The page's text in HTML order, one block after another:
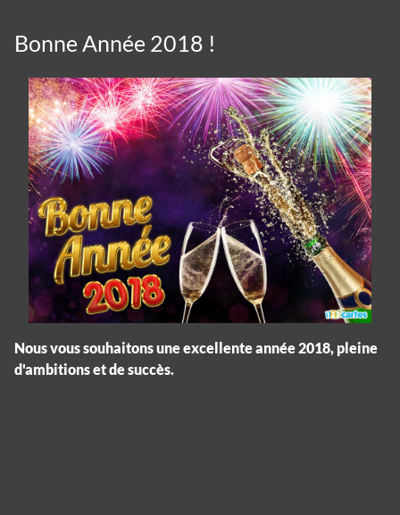
Bonne Année 2018 !
Nous vous souhaitons une excellente année 2018, pleine
d'ambitions et de succès.